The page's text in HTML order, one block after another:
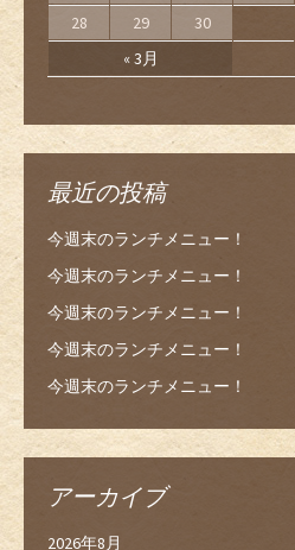
« 3月
28
29 30
最近の投稿
今週末のランチメニュー！
今週末のランチメニュー！
今週末のランチメニュー！
今週末のランチメニュー！
今週末のランチメニュー！
アーカイブ
2026年8月